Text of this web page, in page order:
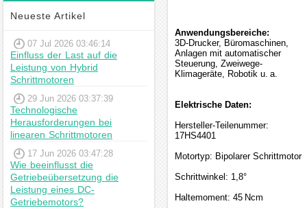
Neueste Artikel
07 Jul 2026 03:46:14
Einfluss der Last auf die
Leistung von Hybrid
Schrittmotoren
29 Jun 2026 03:37:39
Technologische
Herausforderungen bei
linearen Schrittmotoren
17 Jun 2026 03:47:28
Wie beeinflusst die
Getriebeübersetzung die
Leistung eines DC-
Getriebemotors?
Anwendungsbereiche:
3D-Drucker, Büromaschinen,
Anlagen mit automatischer
Steuerung, Zweiwege-
Klimageräte, Robotik u. a.
Elektrische Daten:
Hersteller-Teilenummer:
17HS4401
Motortyp: Bipolarer Schrittmotor
Schrittwinkel: 1,8°
Haltemoment: 45 Ncm